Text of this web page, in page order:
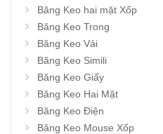
Băng Keo hai mặt Xốp
Băng Keo Trong
Băng Keo Vải
Băng Keo Simili
Băng Keo Giấy
Băng Keo Hai Mặt
Băng Keo Điện
Băng Keo Mouse Xốp